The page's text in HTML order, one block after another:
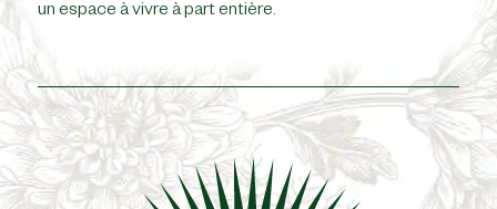
un espace à vivre à part entière.